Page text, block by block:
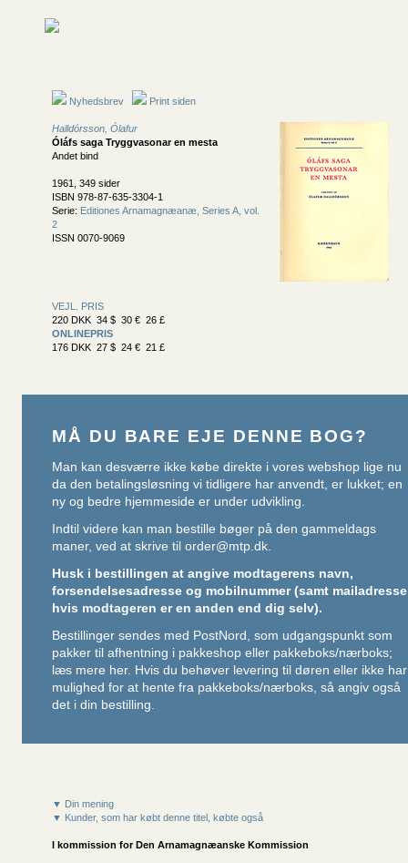
Nyhedsbrev Print siden
Halldórsson, Ólafur
Óláfs saga Tryggvasonar en mesta
Andet bind
1961, 349 sider
ISBN 978-87-635-3304-1
Serie: Editiones Arnamagnæanæ, Series A, vol.
2
ISSN 0070-9069
VEJL. PRIS
220 DKK 34 $ 30 € 26 £
ONLINEPRIS
176 DKK 27 $ 24 € 21 £
MÅ DU BARE EJE DENNE BOG?
Man kan desværre ikke købe direkte i vores webshop lige nu
da den betalingsløsning vi tidligere har anvendt, er lukket; en
ny og bedre hjemmeside er under udvikling.
Indtil videre kan man bestille bøger på den gammeldags
maner, ved at skrive til order@mtp.dk.
Husk i bestillingen at angive modtagerens navn,
forsendelsesadresse og mobilnummer (samt mailadresse
hvis modtageren er en anden end dig selv).
Bestillinger sendes med PostNord, som udgangspunkt som
pakker til afhentning i pakkeshop eller pakkeboks/nærboks;
læs mere her. Hvis du behøver levering til døren eller ikke har
mulighed for at hente fra pakkeboks/nærboks, så angiv også
det i din bestilling.
▼ Din mening
▼ Kunder, som har købt denne titel, købte også
I kommission forDen Arnamagnæanske Kommission